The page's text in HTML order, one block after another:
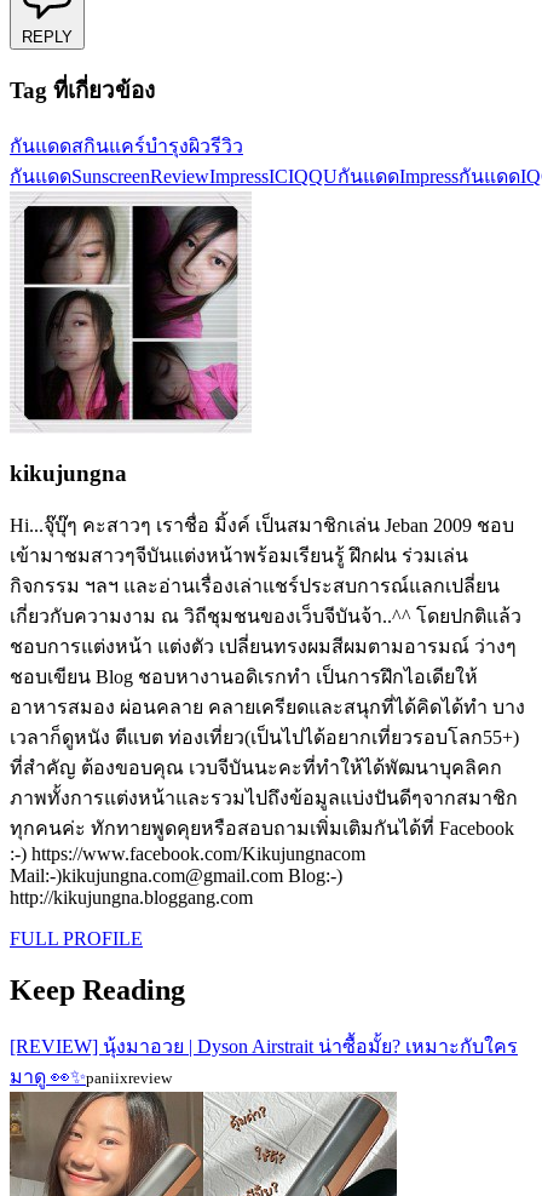
REPLY
Tag ที่เกี่ยวข้อง
กันแดดสกินแคร์บำรุงผิวรีวิว
กันแดดSunscreenReviewImpressICIQQUกันแดดImpressกันแดด
kikujungna
Hi...จุ๊บุ๊ๆ คะสาวๆ เราชื่อ มิ้งค์ เป็นสมาชิกเล่น Jeban 2009 ชอบ
เข้ามาชมสาวๆจีบันแต่งหน้าพร้อมเรียนรู้ ฝึกฝน ร่วมเล่น
กิจกรรม ฯลฯ และอ่านเรื่องเล่าแชร์ประสบการณ์แลกเปลี่ยน
เกี่ยวกับความงาม ณ วิถีชุมชนของเว็บจีบันจ้า..^^ โดยปกติแล้ว
ชอบการแต่งหน้า แต่งตัว เปลี่ยนทรงผมสีผมตามอารมณ์ ว่างๆ
ชอบเขียน Blog ชอบหางานอดิเรกทำ เป็นการฝึกไอเดียให้
อาหารสมอง ผ่อนคลาย คลายเครียดและสนุกที่ได้คิดได้ทำ บาง
เวลาก็ดูหนัง ตีแบต ท่องเที่ยว(เป็นไปได้อยากเที่ยวรอบโลก55+)
ที่สำคัญ ต้องขอบคุณ เวบจีบันนะคะที่ทำให้ได้พัฒนาบุคลิคก
ภาพทั้งการแต่งหน้าและรวมไปถึงข้อมูลแบ่งปันดีๆจากสมาชิก
ทุกคนค่ะ ทักทายพูดคุยหรือสอบถามเพิ่มเติมกันได้ที่ Facebook
:-) https://www.facebook.com/Kikujungnacom
Mail:-)kikujungna.com@gmail.com Blog:-)
http://kikujungna.bloggang.com
FULL PROFILE
Keep Reading
[REVIEW] นุ้งมาอวย | Dyson Airstrait น่าซื้อมั้ย? เหมาะกับใคร
มาดู 👀✨paniixreview